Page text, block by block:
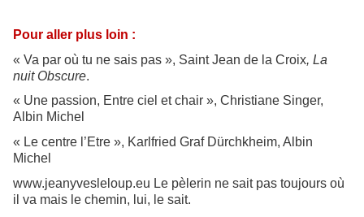
Pour aller plus loin :
« Va par où tu ne sais pas », Saint Jean de la Croix, La
nuit Obscure.
« Une passion, Entre ciel et chair », Christiane Singer,
Albin Michel
« Le centre l’Etre », Karlfried Graf Dürchkheim, Albin
Michel
www.jeanyvesleloup.eu Le pèlerin ne sait pas toujours où
il va mais le chemin, lui, le sait.